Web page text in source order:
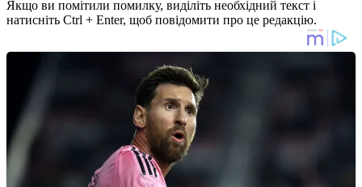
Якщо ви помітили помилку, виділіть необхідний текст і
натисніть Ctrl + Enter, щоб повідомити про це редакцію.